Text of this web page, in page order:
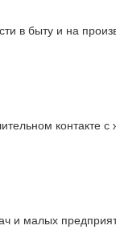
в быту и на
контакте
и малых